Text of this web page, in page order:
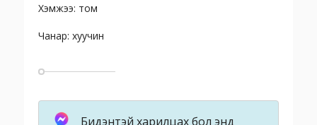
Хэмжээ: том
Чанар: хуучин
Бидэнтэй харилцах бол энд